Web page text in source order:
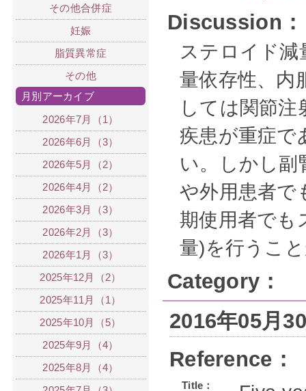
Discussion：
ステロイド
量依存性、内
しては関節
疾患が重症で
い。しかし副
や外用患者で
期使用者でも
量)を行うこ
Category：
2016年05月
Reference：
Title：
その他合併症
妊娠
脂質異常症
その他
月別アーカイブ
2026年7月（1）
2026年6月（3）
2026年5月（2）
2026年4月（2）
2026年3月（3）
2026年2月（3）
2026年1月（3）
2025年12月（2）
2025年11月（1）
2025年10月（5）
2025年9月（4）
2025年8月（4）